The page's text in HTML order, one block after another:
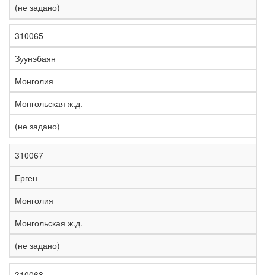
(не задано)
310065
Зуунэбаян
Монголия
Монгольская ж.д.
(не задано)
310067
Ерген
Монголия
Монгольская ж.д.
(не задано)